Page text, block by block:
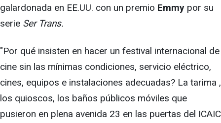
galardonada en EE.UU. con un premio Emmy por su
serie Ser Trans.
"Por qué insisten en hacer un festival internacional de
cine sin las mínimas condiciones, servicio eléctrico,
cines, equipos e instalaciones adecuadas? La tarima ,
los quioscos, los baños públicos móviles que
pusieron en plena avenida 23 en las puertas del ICAIC